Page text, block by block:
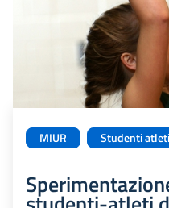
MIUR Studenti atleti